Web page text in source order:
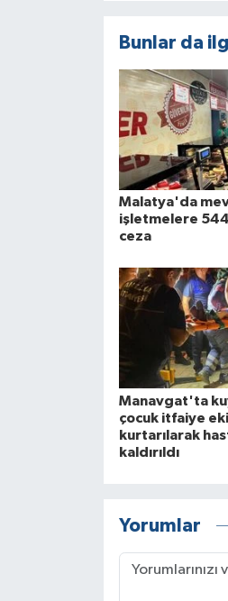
Bunlar da
Malatya'da
işletmelere 544
ceza
Manavgat'ta
çocuk itfaiye
kurtarılarak
kaldırıldı
Yorumlar